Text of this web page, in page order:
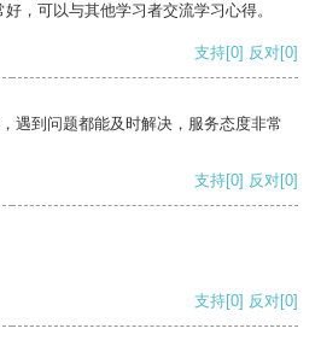
，可以与其他学习者交流学习心得。
支持[0] 反对[0]
遇到问题都能及时解决，服务态度非常
支持[0] 反对[0]
支持[0] 反对[0]